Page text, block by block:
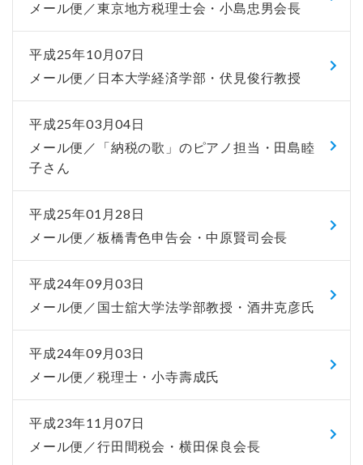
メール便／東京地方税理士会・小島忠男会長
平成25年10月07日
メール便／日本大学経済学部・伏見俊行教授
平成25年03月04日
メール便／「納税の歌」のピアノ担当・田島睦
子さん
平成25年01月28日
メール便／板橋青色申告会・中原賢司会長
平成24年09月03日
メール便／国士舘大学法学部教授・酒井克彦氏
平成24年09月03日
メール便／税理士・小寺壽成氏
平成23年11月07日
メール便／行田間税会・横田保良会長